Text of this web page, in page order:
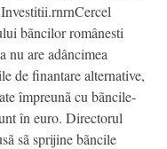
bãncilor românesti
nu are adâncimea
de finantare alternative,
împreunã cu bãncile-
în euro. Directorul
sã sprijine bãncile